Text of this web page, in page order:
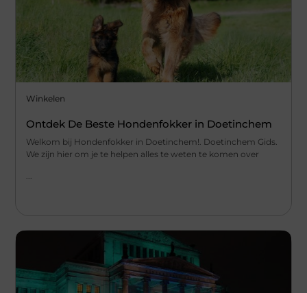
Winkelen
Ontdek De Beste Hondenfokker in Doetinchem
Welkom bij Hondenfokker in Doetinchem!. Doetinchem Gids.
We zijn hier om je te helpen alles te weten te komen over
...